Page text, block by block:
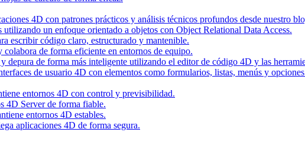
4D con patrones prácticos y análisis técnicos profundos desde nuestro
utilizando un enfoque orientado a objetos con Object Relational Data Access.
escribir código claro, estructurado y mantenible.
colabora de forma eficiente en entornos de equipo.
depura de forma más inteligente utilizando el editor de código 4D y las
de usuario 4D con elementos como formularios, listas, menús y
entornos 4D con control y previsibilidad.
4D Server de forma fiable.
entornos 4D estables.
aplicaciones 4D de forma segura.